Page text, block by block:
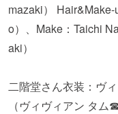
mazaki）
o）、Make：Taichi
aki）
二階堂さん衣装：ヴ
（ヴィヴィアン タム